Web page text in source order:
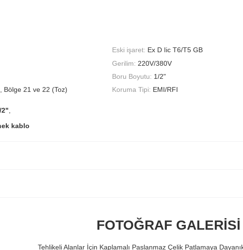
Eski işaret: Ex D Iic T6/T5 GB
Gerilim: 220V/380V
Boru Boyutu: 1/2"
Bölge 21 ve 22 (Toz) Koruma Tipi: EMI/RFI
2",
kablo
FOTOĞRAF GALERISI
Tehlikeli Alanlar İçin Kaplamalı Paslanmaz Çelik Patlamaya